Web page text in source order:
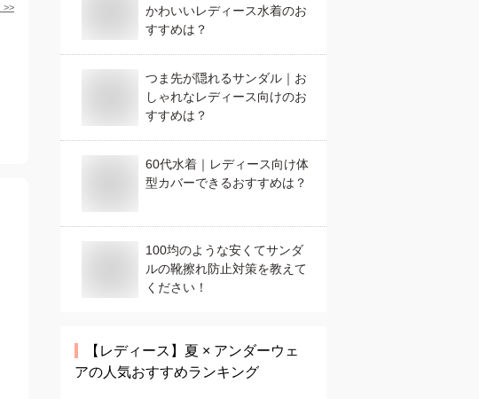
>>
かわいいレディース水着のお
すすめは？
つま先が隠れるサンダル｜お
しゃれなレディース向けのお
すすめは？
60代水着｜レディース向け体
型カバーできるおすすめは？
100均のような安くてサンダ
ルの靴擦れ防止対策を教えて
ください！
【レディース】 夏 × アンダーウェ
アの人気おすすめランキング